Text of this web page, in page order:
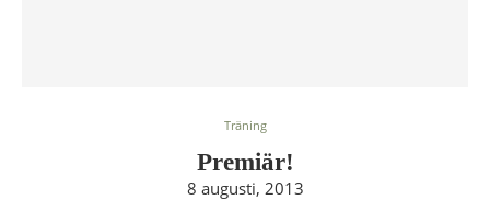
Träning
Premiär!
8 augusti, 2013